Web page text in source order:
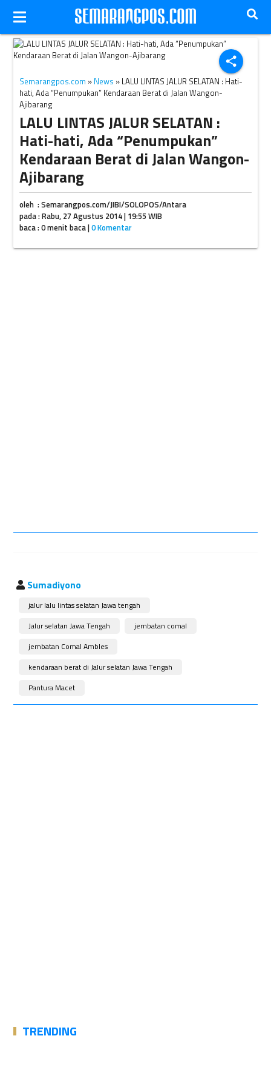
share
Semarangpos.com » News » LALU LINTAS JALUR SELATAN : Hati-
hati, Ada “Penumpukan” Kendaraan Berat di Jalan Wangon-
Ajibarang
LALU LINTAS JALUR SELATAN :
Hati-hati, Ada “Penumpukan”
Kendaraan Berat di Jalan Wangon-
Ajibarang
oleh : Semarangpos.com/JIBI/SOLOPOS/Antara
pada : Rabu, 27 Agustus 2014 | 19:55 WIB
baca : 0 menit baca |0 Komentar
Sumadiyono
jalur lalu lintas selatan Jawa tengah
Jalur selatan Jawa Tengah
jembatan comal
jembatan Comal Ambles
kendaraan berat di Jalur selatan Jawa Tengah
Pantura Macet
TRENDING